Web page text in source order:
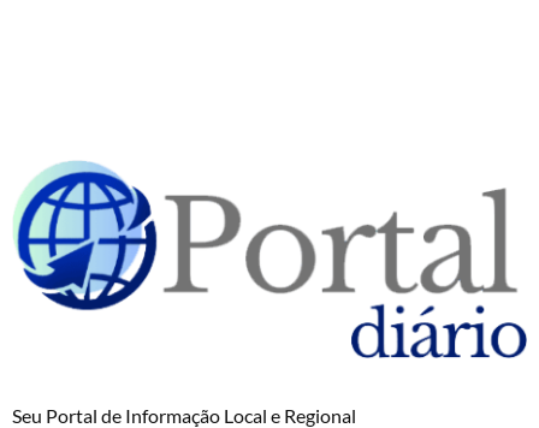
Seu Portal de Informação Local e Regional